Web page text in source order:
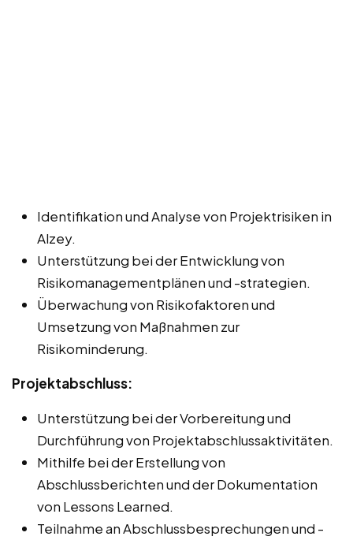
Identifikation und Analyse von Projektrisiken in
Alzey.
Unterstützung bei der Entwicklung von
Risikomanagementplänen und -strategien.
Überwachung von Risikofaktoren und
Umsetzung von Maßnahmen zur
Risikominderung.
Projektabschluss:
Unterstützung bei der Vorbereitung und
Durchführung von Projektabschlussaktivitäten.
Mithilfe bei der Erstellung von
Abschlussberichten und der Dokumentation
von Lessons Learned.
Teilnahme an Abschlussbesprechungen und -